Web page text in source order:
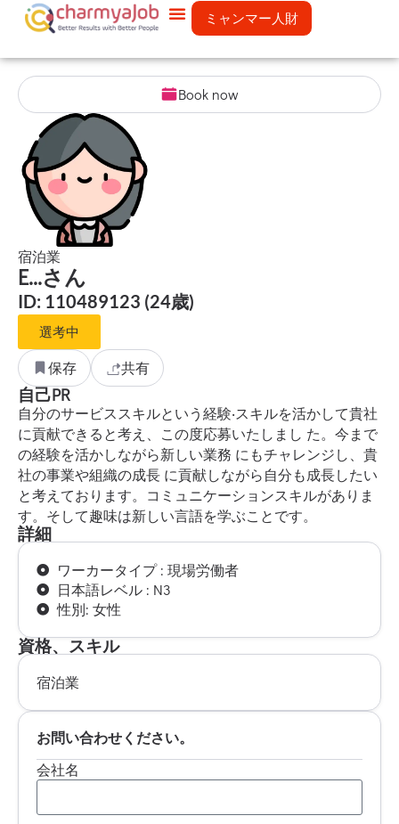
ミャンマー人財
Book now
宿泊業
E...さん
ID: 110489123 (24歳)
選考中
保存 共有
自己PR
⾃分のサービススキルという経験‧スキルを活かして貴社
に貢献できると考え、この度応募いたしまし た。今まで
の経験を活かしながら新しい業務 にもチャレンジし、貴
社の事業や組織の成⻑ に貢献しながら⾃分も成⻑したい
と考えております。コミュニケーションスキルがありま
す。そして趣味は新しい⾔語を学ぶことです。
詳細
ワーカータイプ : 現場労働者
日本語レベル : N3
性別: 女性
資格、スキル
宿泊業
お問い合わせください。
会社名